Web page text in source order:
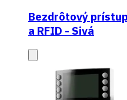
Bezdrôtový
a RFID - Sivá